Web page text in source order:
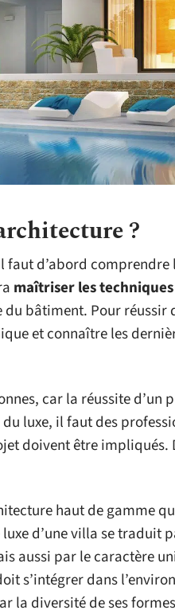
?
faut d’abord comprendre
maîtriser les techniques
bâtiment. Pour réussir
et connaître les
car la réussite d’un
luxe, il faut des
doivent être impliqués.
haut de gamme
d’une villa se traduit
aussi par le caractère
s’intégrer dans
la diversité de ses formes